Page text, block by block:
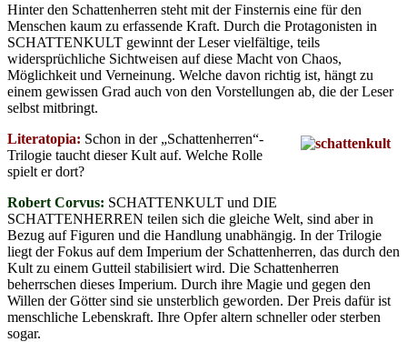
Hinter den Schattenherren steht mit der Finsternis eine für den
Menschen kaum zu erfassende Kraft. Durch die Protagonisten in
SCHATTENKULT gewinnt der Leser vielfältige, teils
widersprüchliche Sichtweisen auf diese Macht von Chaos,
Möglichkeit und Verneinung. Welche davon richtig ist, hängt zu
einem gewissen Grad auch von den Vorstellungen ab, die der Leser
selbst mitbringt.
Literatopia: Schon in der „Schattenherren“-
Trilogie taucht dieser Kult auf. Welche Rolle
spielt er dort?
Robert Corvus: SCHATTENKULT und DIE
SCHATTENHERREN teilen sich die gleiche Welt, sind aber in
Bezug auf Figuren und die Handlung unabhängig. In der Trilogie
liegt der Fokus auf dem Imperium der Schattenherren, das durch den
Kult zu einem Gutteil stabilisiert wird. Die Schattenherren
beherrschen dieses Imperium. Durch ihre Magie und gegen den
Willen der Götter sind sie unsterblich geworden. Der Preis dafür ist
menschliche Lebenskraft. Ihre Opfer altern schneller oder sterben
sogar.